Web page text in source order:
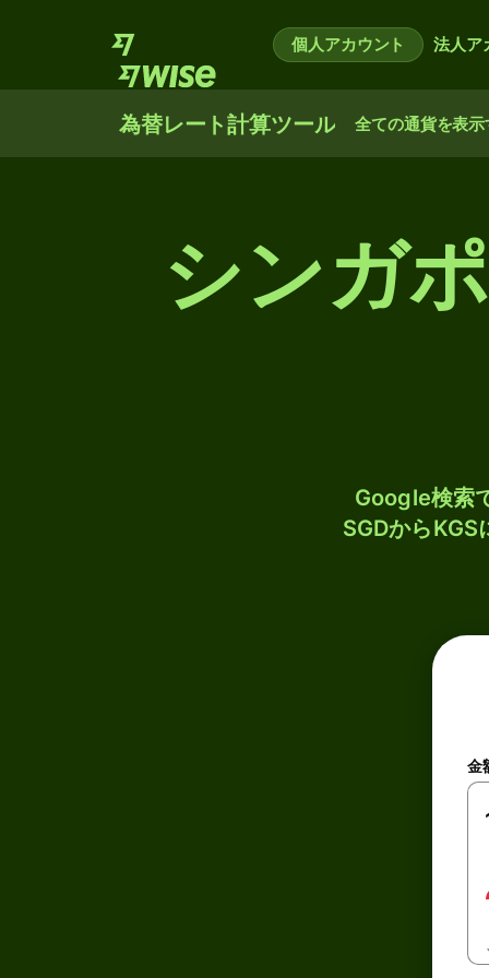
個人アカウント 法人ア
為替レート計算ツール 全ての通貨を表示
シンガ
Google検索
SGDから
金